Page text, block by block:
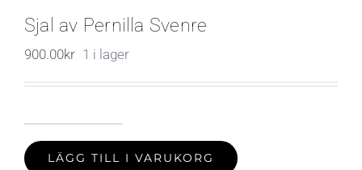
Sjal av Pernilla Svenre
900.00kr 1 i lager
av
LÄGG TILL I VARUKORG